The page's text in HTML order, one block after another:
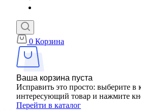
0 Корзина
Ваша корзина пуста
Исправить это просто: выберите в
интересующий товар и нажмите
Перейти в каталог